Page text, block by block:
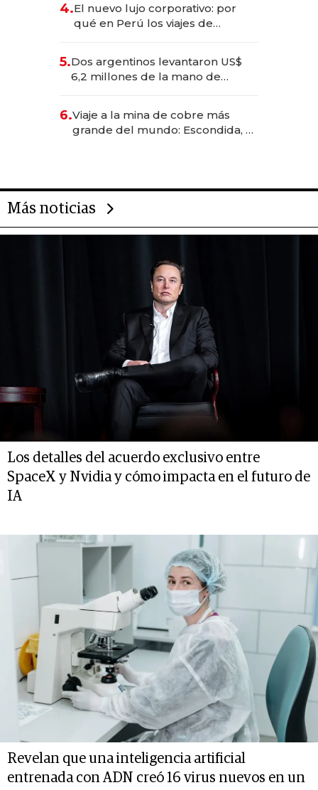
4.El nuevo lujo corporativo: por
qué en Perú los viajes de
para convertirse en experiencias
transformadoras
5.Dos argentinos levantaron US$
6,2 millones de la mano de
6.Viaje a la mina de cobre más
grande del mundo: Escondida, el
Más noticias
Los detalles del acuerdo exclusivo entre
SpaceX y Nvidia y cómo impacta en el futuro de
IA
Revelan que una inteligencia artificial
entrenada con ADN creó 16 virus nuevos en un